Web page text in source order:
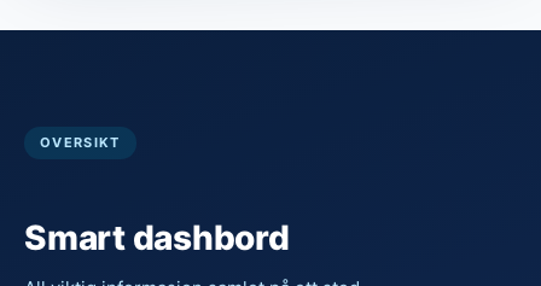
OVERSIKT
Smart dashbord